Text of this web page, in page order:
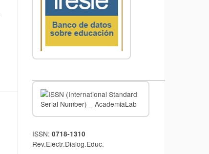
ISSN: 0718-1310
Rev.Electr.Dialog.Educ.